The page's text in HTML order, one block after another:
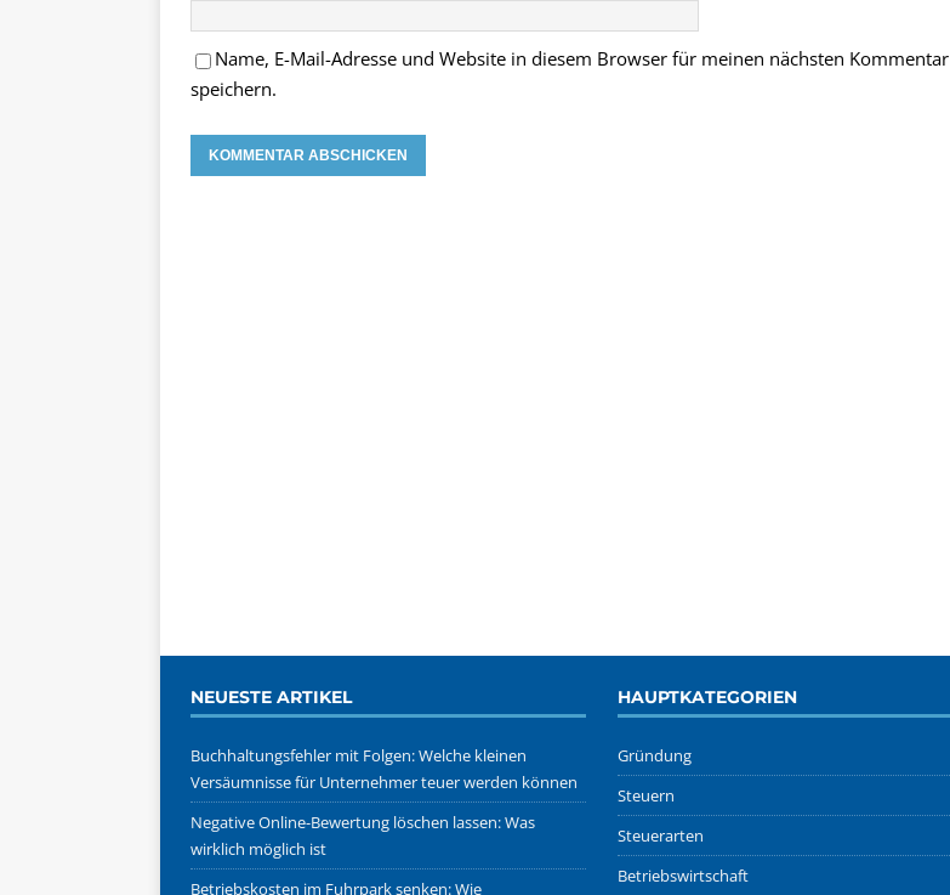
Name, E-Mail-Adresse und Website in diesem Browser für meinen nächsten Kommentar
speichern.
NEUESTE ARTIKEL
Buchhaltungsfehler mit Folgen: Welche kleinen
Versäumnisse für Unternehmer teuer werden können
Negative Online-Bewertung löschen lassen: Was
wirklich möglich ist
Betriebskosten im Fuhrpark senken: Wie
HAUPTKATEGORIEN
Gründung
Steuern
Steuerarten
Betriebswirtschaft